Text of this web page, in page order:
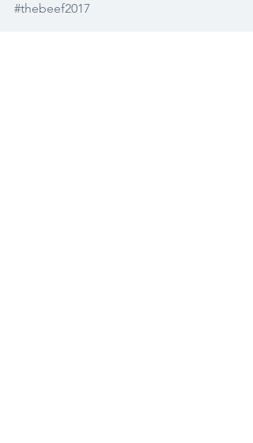
#thebeef2017